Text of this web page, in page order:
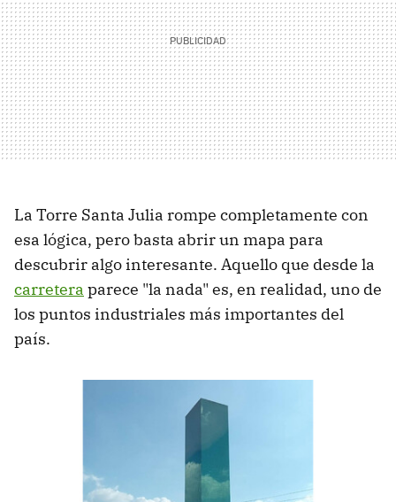
La Torre Santa Julia rompe completamente con
esa lógica, pero basta abrir un mapa para
descubrir algo interesante. Aquello que desde la
carretera parece "la nada" es, en realidad, uno de
los puntos industriales más importantes del
país.